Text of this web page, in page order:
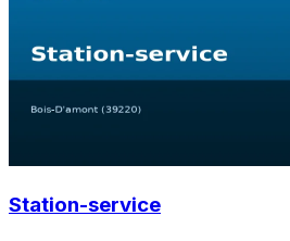
Station-service